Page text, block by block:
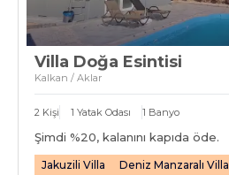
Villa Doğa Esintisi
Kalkan / Aklar
2 Kişi 1 Yatak Odası 1 Banyo
Şimdi %20, kalanını kapıda öde.
Jakuzili Villa Deniz Manzaralı Villa